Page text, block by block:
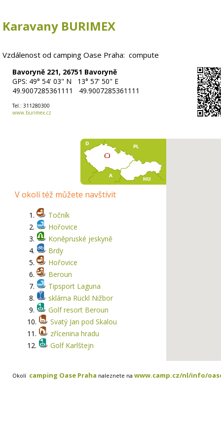
Karavany BURIMEX
Vzdálenost od camping Oase Praha: compute
Bavoryně 221, 26751 Bavoryně
GPS: 49° 54' 03" N 13° 57' 50" E
49.9007285361111 49.9007285361111
Tel.: 311280300
www.burimex.cz
V okolí též můžete navštívit
1.
Točník
2.
Hořovice
3.
Koněpruské jeskyně
4.
Brdy
5.
Hořovice
6.
Beroun
7.
Tipsport Laguna
8.
sklárna Rückl Nižbor
9.
Golf resort Beroun
10.
Svatý Jan pod Skalou
11.
zřícenina hradu
12.
Golf Karlštejn
Okolí camping Oase Praha naleznete na www.camp.cz/nl/info/